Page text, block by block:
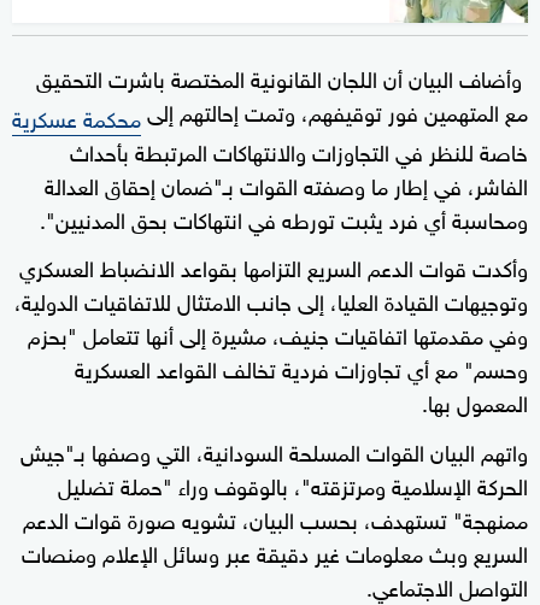
وأضاف البيان أن اللجان القانونية المختصة باشرت التحقيق
مع المتهمين فور توقيفهم، وتمت إحالتهم إلىمحكمة عسكرية
خاصة للنظر في التجاوزات والانتهاكات المرتبطة بأحداث
الفاشر، في إطار ما وصفته القوات بـ"ضمان إحقاق العدالة
ومحاسبة أي فرد يثبت تورطه في انتهاكات بحق المدنيين".
وأكدت قوات الدعم السريع التزامها بقواعد الانضباط العسكري
وتوجيهات القيادة العليا، إلى جانب الامتثال للاتفاقيات الدولية،
وفي مقدمتها اتفاقيات جنيف، مشيرة إلى أنها تتعامل "بحزم
وحسم" مع أي تجاوزات فردية تخالف القواعد العسكرية
المعمول بها.
واتهم البيان القوات المسلحة السودانية، التي وصفها بـ"جيش
الحركة الإسلامية ومرتزقته"، بالوقوف وراء "حملة تضليل
ممنهجة" تستهدف، بحسب البيان، تشويه صورة قوات الدعم
السريع وبث معلومات غير دقيقة عبر وسائل الإعلام ومنصات
التواصل الاجتماعي.